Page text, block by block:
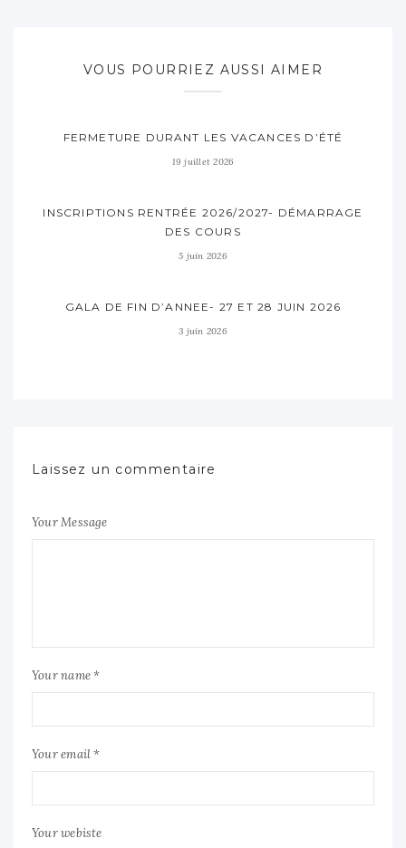
VOUS POURRIEZ AUSSI AIMER
FERMETURE DURANT LES VACANCES D’ÉTÉ
19 juillet 2026
INSCRIPTIONS RENTRÉE 2026/2027- DÉMARRAGE
DES COURS
5 juin 2026
GALA DE FIN D’ANNEE- 27 ET 28 JUIN 2026
3 juin 2026
Laissez un commentaire
Your Message
Your name *
Your email *
Your webiste